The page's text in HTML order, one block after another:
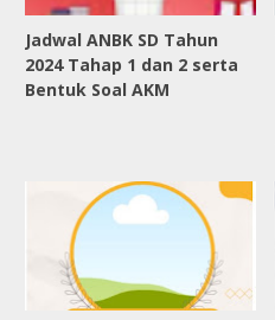
Jadwal ANBK SD Tahun
2024 Tahap 1 dan 2 serta
Bentuk Soal AKM